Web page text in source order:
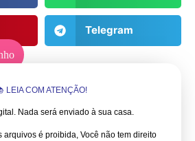
Telegram
LEIA COM ATENÇÃO!
Nada será enviado à sua casa.
arquivos é proibida, Você não tem direito